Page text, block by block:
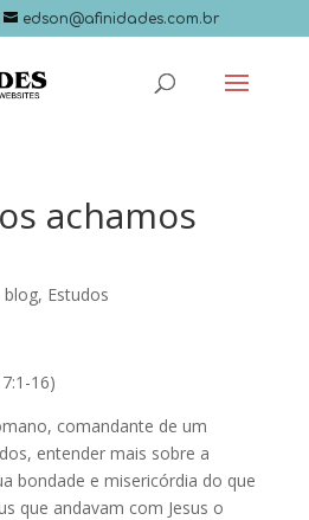
edson@afinidades.com.br
achamos
blog, Estudos
16)
comandante de um
entender mais sobre a
bondade e misericórdia do que
que andavam com Jesus o